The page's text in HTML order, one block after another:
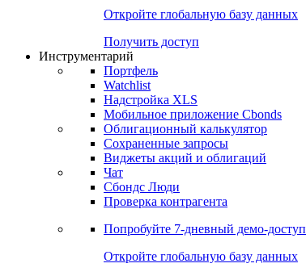
Откройте глобальную базу данных
Получить доступ
Инструментарий
Портфель
Watchlist
Надстройка XLS
Мобильное приложение Cbonds
Облигационный калькулятор
Сохраненные запросы
Виджеты акций и облигаций
Чат
Сбондс Люди
Проверка контрагента
Попробуйте 7-дневный демо-доступ
Откройте глобальную базу данных